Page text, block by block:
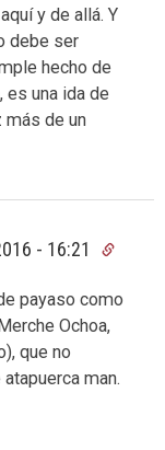
y de allá. Y
debe ser
hecho de
una ida de
más de un
- 16:21
payaso como
Ochoa,
que no
man.